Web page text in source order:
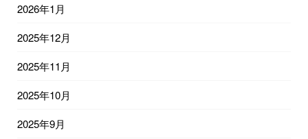
2026年1月
2025年12月
2025年11月
2025年10月
2025年9月